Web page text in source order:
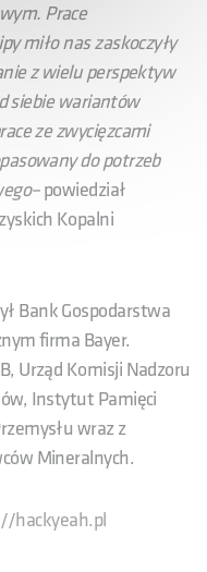
Prace
miło nas zaskoczyły
z wielu perspektyw
siebie wariantów
ze zwycięzcami
do potrzeb
powiedział
Kopalni
Bank Gospodarstwa
firma Bayer.
Urząd Komisji Nadzoru
Instytut Pamięci
wraz z
Mineralnych.
hackyeah.pl